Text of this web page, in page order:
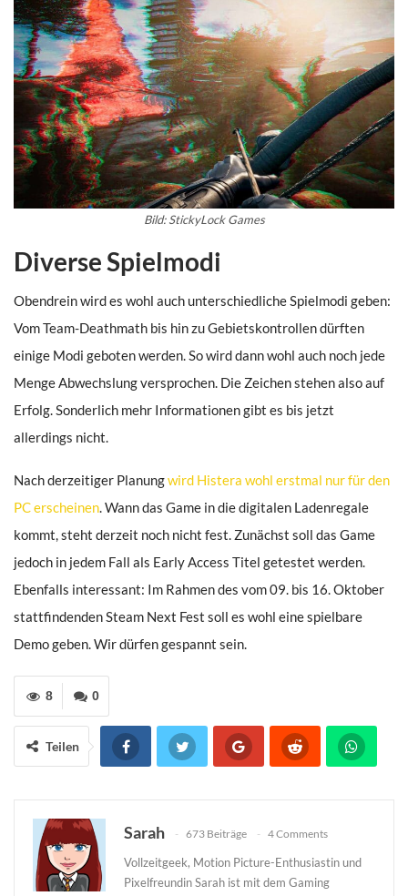
Bild: StickyLock Games
Diverse Spielmodi
Obendrein wird es wohl auch unterschiedliche Spielmodi geben:
Vom Team-Deathmath bis hin zu Gebietskontrollen dürften
einige Modi geboten werden. So wird dann wohl auch noch jede
Menge Abwechslung versprochen. Die Zeichen stehen also auf
Erfolg. Sonderlich mehr Informationen gibt es bis jetzt
allerdings nicht.
Nach derzeitiger Planungwird Histera wohl erstmal nur für den
PC erscheinen. Wann das Game in die digitalen Ladenregale
kommt, steht derzeit noch nicht fest. Zunächst soll das Game
jedoch in jedem Fall als Early Access Titel getestet werden.
Ebenfalls interessant: Im Rahmen des vom 09. bis 16. Oktober
stattfindenden Steam Next Fest soll es wohl eine spielbare
Demo geben. Wir dürfen gespannt sein.
0
8
Teilen
Sarah 673 Beiträge 4 Comments
Vollzeitgeek, Motion Picture-Enthusiastin und
Pixelfreundin Sarah ist mit dem Gaming